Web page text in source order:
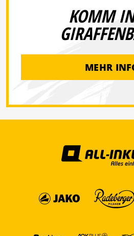
KOMM
MEHR